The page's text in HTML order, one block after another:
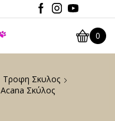
0
Τροφη Σκυλος
Acana Σκύλος